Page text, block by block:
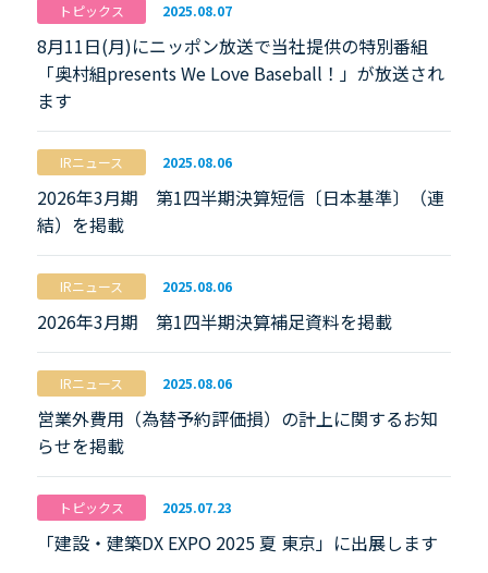
トピックス 2025.08.07
8月11日(月)にニッポン放送で当社提供の特別番組
「奥村組presents We Love Baseball！」が放送され
ます
IRニュース 2025.08.06
2026年3月期 第1四半期決算短信〔日本基準〕（連
結）を掲載
IRニュース 2025.08.06
2026年3月期 第1四半期決算補足資料を掲載
IRニュース 2025.08.06
営業外費用（為替予約評価損）の計上に関するお知
らせを掲載
トピックス 2025.07.23
「建設・建築DX EXPO 2025 夏 東京」に出展します